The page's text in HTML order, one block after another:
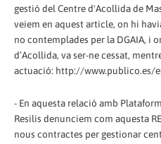
gestió del Centre d'Acollida de
veiem en aquest article, on hi
no contemplades per la DGAIA, i
d’Acollida, va ser-ne cessat,
actuació: http://www.publico.es/
- En aquesta relació amb
Resilis denunciem com aquesta
nous contractes per gestionar